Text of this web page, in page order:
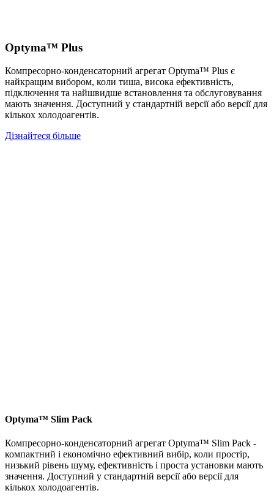
Optyma™ Plus
Компресорно-конденсаторний агрегат Optyma™ Plus є
найкращим вибором, коли тиша, висока ефективність,
підключення та найшвидше встановлення та обслуговування
мають значення. Доступний у стандартній версії або версії для
кількох холодоагентів.
Дізнайтеся більше
Optyma™ Slim Pack
Компресорно-конденсаторний агрегат Optyma™ Slim Pack -
компактний і економічно ефективний вибір, коли простір,
низький рівень шуму, ефективність і проста установки мають
значення. Доступний у стандартній версії або версії для
кількох холодоагентів.